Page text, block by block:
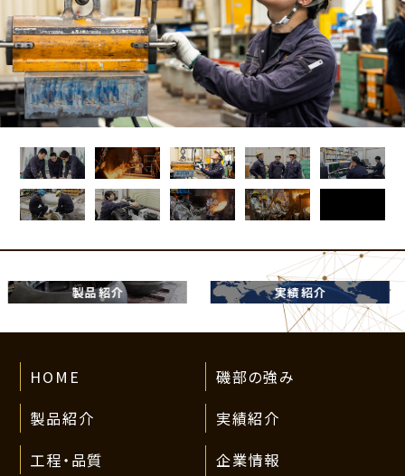
実績紹介 工程・品質
HOME
製品紹介
工程・品質
磯部の強み
実績紹介
企業情報